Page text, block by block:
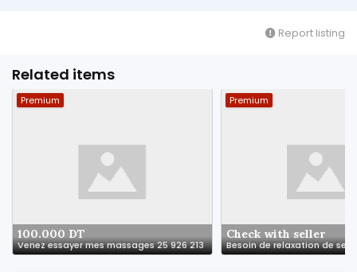
Report listing
Related items
Premium
100.000 DT
Venez essayer mes massages 25 926 213
Premium
Check with seller